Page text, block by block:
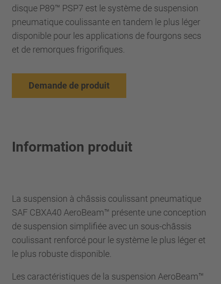
disque P89™ PSP7 est le système de suspension
pneumatique coulissante en tandem le plus léger
disponible pour les applications de fourgons secs
et de remorques frigorifiques.
Demande de produit
Information produit
La suspension à châssis coulissant pneumatique
SAF CBXA40 AeroBeam™ présente une conception
de suspension simplifiée avec un sous-châssis
coulissant renforcé pour le système le plus léger et
le plus robuste disponible.
Les caractéristiques de la suspension AeroBeam™